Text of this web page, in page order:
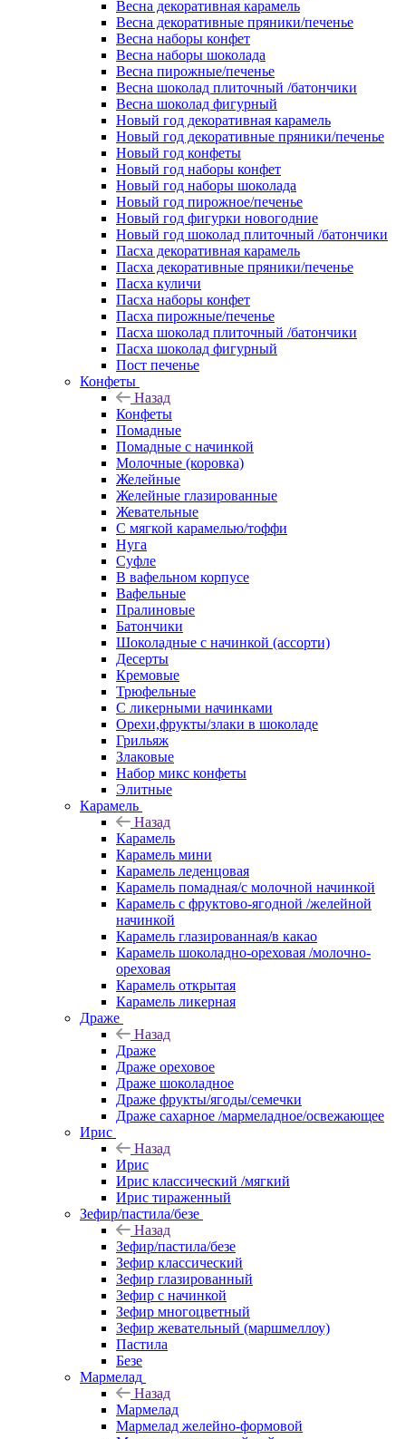
Весна декоративная карамель
Весна декоративные пряники/печенье
Весна наборы конфет
Весна наборы шоколада
Весна пирожные/печенье
Весна шоколад плиточный /батончики
Весна шоколад фигурный
Новый год декоративная карамель
Новый год декоративные пряники/печенье
Новый год конфеты
Новый год наборы конфет
Новый год наборы шоколада
Новый год пирожное/печенье
Новый год фигурки новогодние
Новый год шоколад плиточный /батончики
Пасха декоративная карамель
Пасха декоративные пряники/печенье
Пасха куличи
Пасха наборы конфет
Пасха пирожные/печенье
Пасха шоколад плиточный /батончики
Пасха шоколад фигурный
Пост печенье
Конфеты
Назад
Конфеты
Помадные
Помадные с начинкой
Молочные (коровка)
Желейные
Желейные глазированные
Жевательные
С мягкой карамелью/тоффи
Нуга
Суфле
В вафельном корпусе
Вафельные
Пралиновые
Батончики
Шоколадные с начинкой (ассорти)
Десерты
Кремовые
Трюфельные
С ликерными начинками
Орехи,фрукты/злаки в шоколаде
Грильяж
Злаковые
Набор микс конфеты
Элитные
Карамель
Назад
Карамель
Карамель мини
Карамель леденцовая
Карамель помадная/с молочной начинкой
Карамель с фруктово-ягодной /желейной
начинкой
Карамель глазированная/в какао
Карамель шоколадно-ореховая /молочно-
ореховая
Карамель открытая
Карамель ликерная
Драже
Назад
Драже
Драже ореховое
Драже шоколадное
Драже фрукты/ягоды/семечки
Драже сахарное /мармеладное/освежающее
Ирис
Назад
Ирис
Ирис классический /мягкий
Ирис тираженный
Зефир/пастила/безе
Назад
Зефир/пастила/безе
Зефир классический
Зефир глазированный
Зефир с начинкой
Зефир многоцветный
Зефир жевательный (маршмеллоу)
Пастила
Безе
Мармелад
Назад
Мармелад
Мармелад желейно-формовой